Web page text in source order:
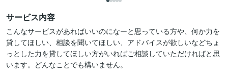
サービス内容
こんなサービスがあればいいのになーと思っている方や、何か力を
貸してほしい、相談を聞いてほしい、アドバイスが欲しいなどちょ
っとした力を貸してほしい方がいればご相談していただければと思
います。どんなことでも構いません。